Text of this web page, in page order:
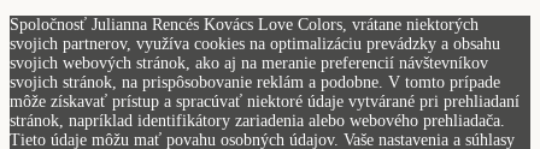
Spoločnosť Julianna Rencés Kovács Love Colors, vrátane niektorých
svojich partnerov, využíva cookies na optimalizáciu prevádzky a obsahu
svojich webových stránok, ako aj na meranie preferencií návštevníkov
svojich stránok, na prispôsobovanie reklám a podobne. V tomto prípade
môže získavať prístup a spracúvať niektoré údaje vytvárané pri prehliadaní
stránok, napríklad identifikátory zariadenia alebo webového prehliadača.
Tieto údaje môžu mať povahu osobných údajov. Vaše nastavenia a súhlasy